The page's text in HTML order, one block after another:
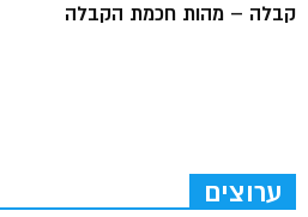
קבלה – מהות חכמת הקבלה
ערוצים